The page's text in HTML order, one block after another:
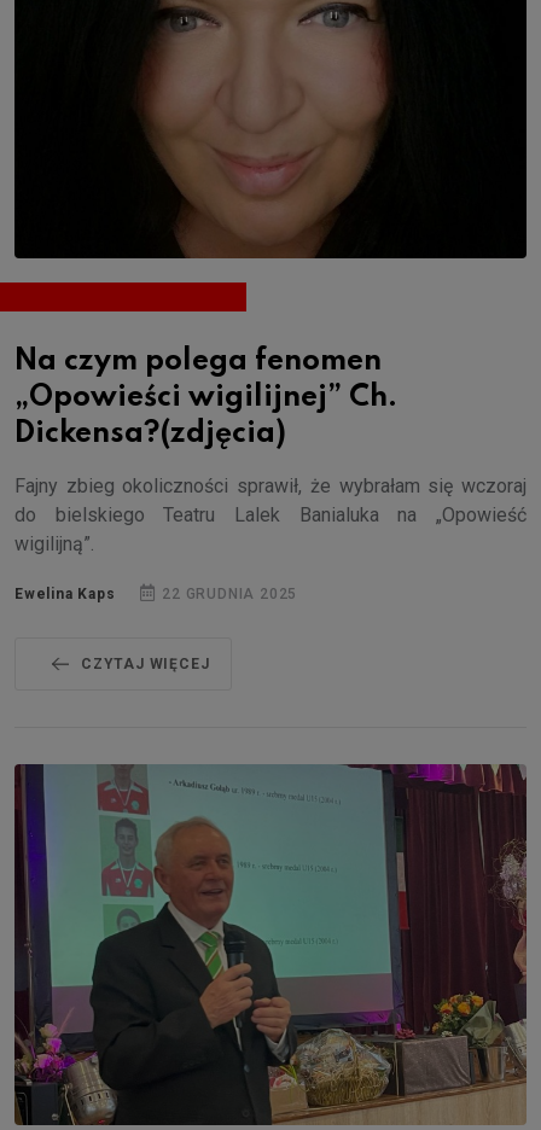
Na czym polega fenomen
„Opowieści wigilijnej” Ch.
Dickensa?(zdjęcia)
Fajny zbieg okoliczności sprawił, że wybrałam się wczoraj
do bielskiego Teatru Lalek Banialuka na „Opowieść
wigilijną”.
Ewelina Kaps 22 GRUDNIA 2025
CZYTAJ WIĘCEJ